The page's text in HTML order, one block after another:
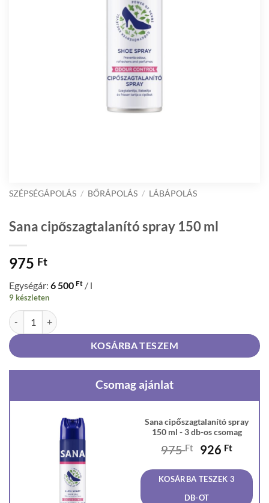
SZÉPSÉGÁPOLÁS / BŐRÁPOLÁS / LÁBÁPOLÁS
Sana cipőszagtalanító spray 150 ml
975 Ft
Egységár: 6 500 Ft / l
9 készleten
Sana cipőszagtalanító spray 150 ml mennyiség
KOSÁRBA TESZEM
Csomag ajánlat
Sana cipőszagtalanító spray
150 ml - 3 db-os csomag
975Ft
Original
was:
975 Ft.
926 Ft
is:
926
KOSÁRBA TESZEK 3
DB-OT